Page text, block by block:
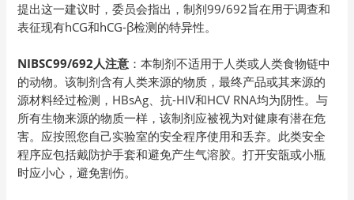
提出这一建议时，委员会指出，制剂99/692旨在用于调查和
表征现有hCG和hCG-β检测的特异性。
NIBSC99/692人注意 ：本制剂不适用于人类或人类食物链中
的动物。该制剂含有人类来源的物质，最终产品或其来源的
源材料经过检测，HBsAg、抗-HIV和HCV RNA均为阴性。与
所有生物来源的物质一样，该制剂应被视为对健康有潜在危
害。应按照您自己实验室的安全程序使用和丢弃。此类安全
程序应包括戴防护手套和避免产生气溶胶。打开安瓿或小瓶
时应小心，避免割伤。